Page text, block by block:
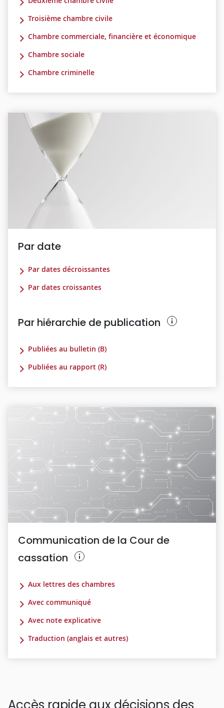
Troisième chambre civile
Chambre commerciale, financière et économique
Chambre sociale
Chambre criminelle
Par date
Par dates décroissantes
Par dates croissantes
Par hiérarchie de publication
Publiées au bulletin (B)
Publiées au rapport (R)
Communication de la Cour de
cassation
Aux lettres des chambres
Avec communiqué
Avec note explicative
Traduction (anglais et autres)
Accès rapide aux décisions des